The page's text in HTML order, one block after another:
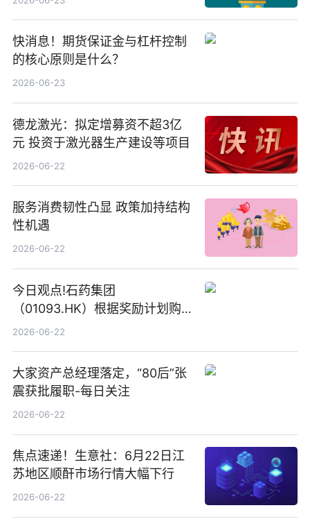
快消息！期货保证金与杠杆控制
的核心原则是什么？
2026-06-23
德龙激光：拟定增募资不超3亿
元 投资于激光器生产建设等项目
2026-06-22
服务消费韧性凸显 政策加持结构
性机遇
2026-06-22
今日观点!石药集团
（01093.HK）根据奖励计划购
回580万股
2026-06-22
大家资产总经理落定，“80后”张
震获批履职-每日关注
2026-06-22
焦点速递！生意社：6月22日江
苏地区顺酐市场行情大幅下行
2026-06-22